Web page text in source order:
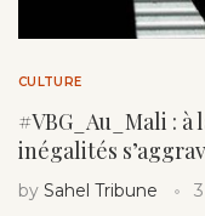
CULTURE
#VBG_Au_Mali :
inégalités
by Sahel Tribune